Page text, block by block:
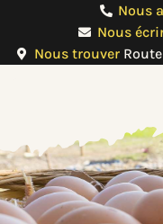
Nous
Nous
Nous trouverRoute